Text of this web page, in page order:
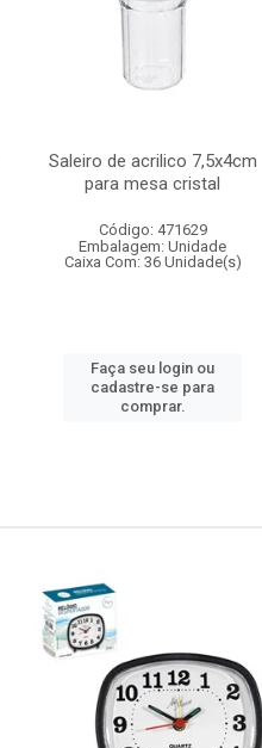
Saleiro de acrilico 7,5x4cm
para mesa cristal
Código: 471629
Embalagem: Unidade
Caixa Com: 36 Unidade(s)
Faça seu login ou
cadastre-se para
comprar.